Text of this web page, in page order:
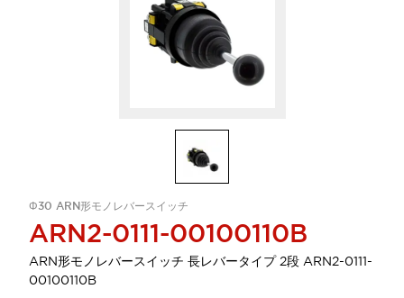
Φ30 ARN形モノレバースイッチ
ARN2-0111-00100110B
ARN形モノレバースイッチ 長レバータイプ 2段 ARN2-0111-
00100110B